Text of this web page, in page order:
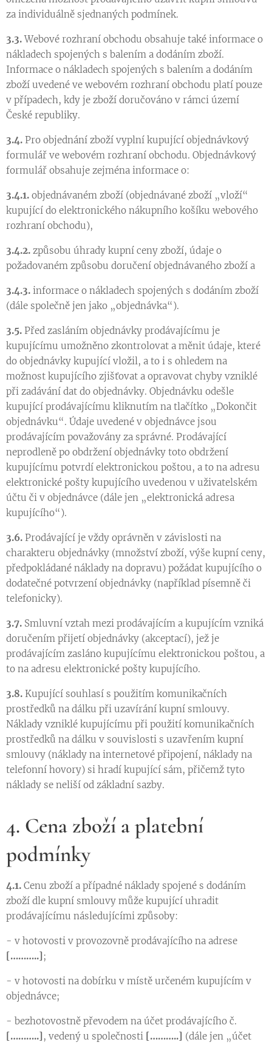
za individuálně sjednaných podmínek.
3.3.Webové rozhraní obchodu obsahuje také informace o
nákladech spojených s balením a dodáním zboží.
Informace o nákladech spojených s balením a dodáním
zboží uvedené ve webovém rozhraní obchodu platí pouze
v případech, kdy je zboží doručováno v rámci území
České republiky.
3.4. Pro objednání zboží vyplní kupující objednávkový
formulář ve webovém rozhraní obchodu. Objednávkový
formulář obsahuje zejména informace o:
3.4.1. objednávaném zboží (objednávané zboží „vloží“
kupující do elektronického nákupního košíku webového
rozhraní obchodu),
3.4.2. způsobu úhrady kupní ceny zboží, údaje o
požadovaném způsobu doručení objednávaného zboží a
3.4.3. informace o nákladech spojených s dodáním zboží
(dále společně jen jako „objednávka“).
3.5. Před zasláním objednávky prodávajícímu je
kupujícímu umožněno zkontrolovat a měnit údaje, které
do objednávky kupující vložil, a to i s ohledem na
možnost kupujícího zjišťovat a opravovat chyby vzniklé
při zadávání dat do objednávky. Objednávku odešle
kupující prodávajícímu kliknutím na tlačítko „Dokončit
objednávku“. Údaje uvedené v objednávce jsou
prodávajícím považovány za správné. Prodávající
neprodleně po obdržení objednávky toto obdržení
kupujícímu potvrdí elektronickou poštou, a to na adresu
elektronické pošty kupujícího uvedenou v uživatelském
účtu či v objednávce (dále jen „elektronická adresa
kupujícího“).
3.6. Prodávající je vždy oprávněn v závislosti na
charakteru objednávky (množství zboží, výše kupní ceny,
předpokládané náklady na dopravu) požádat kupujícího o
dodatečné potvrzení objednávky (například písemně či
telefonicky).
3.7. Smluvní vztah mezi prodávajícím a kupujícím vzniká
doručením přijetí objednávky (akceptací), jež je
prodávajícím zasláno kupujícímu elektronickou poštou, a
to na adresu elektronické pošty kupujícího.
3.8. Kupující souhlasí s použitím komunikačních
prostředků na dálku při uzavírání kupní smlouvy.
Náklady vzniklé kupujícímu při použití komunikačních
prostředků na dálku v souvislosti s uzavřením kupní
smlouvy (náklady na internetové připojení, náklady na
telefonní hovory) si hradí kupující sám, přičemž tyto
náklady se neliší od základní sazby.
4. Cena zboží a platební
podmínky
4.1. Cenu zboží a případné náklady spojené s dodáním
zboží dle kupní smlouvy může kupující uhradit
prodávajícímu následujícími způsoby:
- v hotovosti v provozovně prodávajícího na adrese
[………..] ;
- v hotovosti na dobírku v místě určeném kupujícím v
objednávce;
- bezhotovostně převodem na účet prodávajícího č.
[………..] , vedený u společnosti [………..] (dále jen „účet